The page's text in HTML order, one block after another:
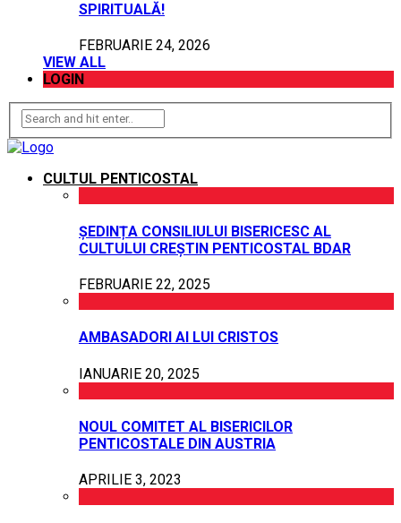
SPIRITUALĂ!
FEBRUARIE 24, 2026
VIEW ALL
LOGIN
CULTUL PENTICOSTAL
ȘEDINȚA CONSILIULUI BISERICESC AL
CULTULUI CREȘTIN PENTICOSTAL BDAR
FEBRUARIE 22, 2025
AMBASADORI AI LUI CRISTOS
IANUARIE 20, 2025
NOUL COMITET AL BISERICILOR
PENTICOSTALE DIN AUSTRIA
APRILIE 3, 2023